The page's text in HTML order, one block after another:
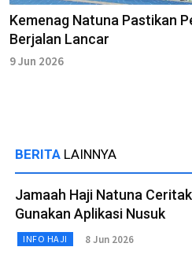
Kemenag Natuna Pastikan
Berjalan Lancar
9 Jun 2026
BERITA LAINNYA
Jamaah Haji Natuna
Gunakan Aplikasi Nusuk
INFO HAJI 8 Jun 2026